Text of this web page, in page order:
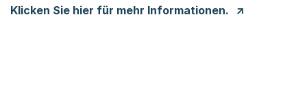
Klicken Sie hier für mehr Informationen.